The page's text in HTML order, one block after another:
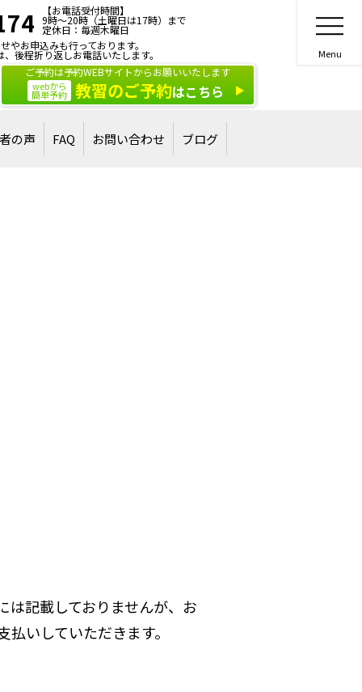
【お電話受付時間】
9時～20時（土曜日は17時）まで
定休日：毎週木曜日
やお申込みも行っております。
後程折り返しお電話いたします。
ご予約は予約WEBサイトからお願いいたします
webから
簡単予約 教習のご予約はこちら
の声 FAQ お問い合わせ ブログ
は記載しておりませんが、お
いしていただきます。